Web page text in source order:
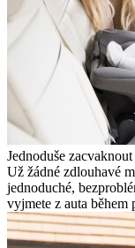
Jednoduše
Už žádné zdlouhavé
jednoduché,
vyjmete z auta